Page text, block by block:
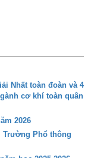
Nhất toàn đoàn và 4
cơ khí toàn quân
2026
Trường Phổ thông